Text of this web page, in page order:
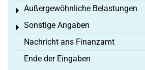
Außergewöhnliche Belastungen
Toggle menu
Sonstige Angaben
Toggle menu
Nachricht ans Finanzamt
Ende der Eingaben